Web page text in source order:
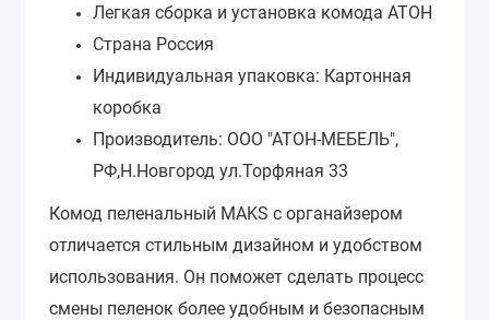
Легкая сборка и установка комода АТОН
Страна Россия
Индивидуальная упаковка: Картонная
коробка
Производитель: ООО "АТОН-МЕБЕЛЬ",
РФ,Н.Новгород ул.Торфяная 33
Комод пеленальный MAKS с органайзером
отличается стильным дизайном и удобством
использования. Он поможет сделать процесс
смены пеленок более удобным и безопасным